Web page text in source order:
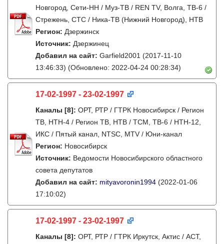
Новгород, Сети-НН / Муз-ТВ / REN TV, Волга, ТВ-6 /
Стрежень, СТС / Ника-ТВ (Нижний Новгород), НТВ
Регион: Дзержинск
Источник: Дзержинец
Добавил на сайт: Garfield2001 (2017-11-10
13:46:33) (Обновлено: 2022-04-24 00:28:34)
17-02-1997 - 23-02-1997
Каналы [8]: ОРТ, РТР / ГТРК Новосибирск / Регион
ТВ, НТН-4 / Регион ТВ, НТВ / ТСМ, ТВ-6 / НТН-12,
ИКС / Пятый канал, NTSC, MTV / Юни-канал
Регион: Новосибирск
Источник: Ведомости Новосибирского областного
совета депутатов
Добавил на сайт: mityavoronin1994 (2022-01-06
17:10:02)
17-02-1997 - 23-02-1997
Каналы [8]: ОРТ, РТР / ГТРК Иркутск, Актис / АСТ,